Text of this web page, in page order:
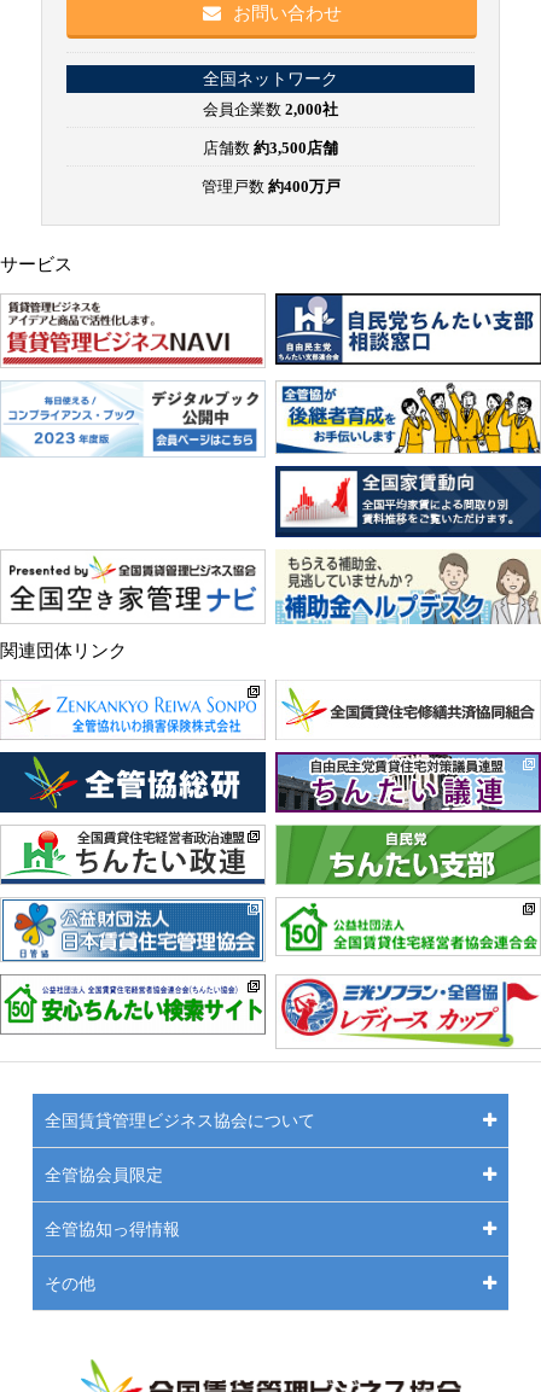
お問い合わせ
全国ネットワーク
会員企業数 2,000社
店舗数 約3,500店舗
管理戸数 約400万戸
サービス
関連団体リンク
全国賃貸管理ビジネス協会について
全管協会員限定
全管協知っ得情報
その他